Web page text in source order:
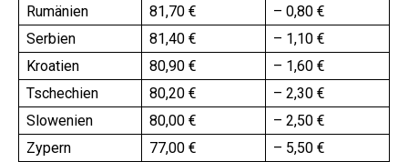
Rumänien
81,70 €
– 0,80 €
Serbien
81,40 €
– 1,10 €
Kroatien
80,90 €
– 1,60 €
Tschechien
80,20 €
– 2,30 €
Slowenien
80,00 €
– 2,50 €
Zypern
77,00 €
– 5,50 €